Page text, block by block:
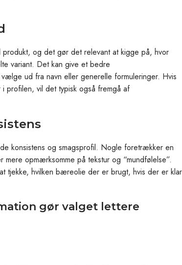
produkt, og det gør det relevant at kigge på, hvor
variant. Det kan give et bedre
ud fra navn eller generelle formuleringer. Hvis
profilen, vil det typisk også fremgå af
konsistens og smagsprofil. Nogle foretrækker en
mere opmærksomme på tekstur og “mundfølelse”.
tjekke, hvilken bæreolie der er brugt, hvis der er
gør valget lettere